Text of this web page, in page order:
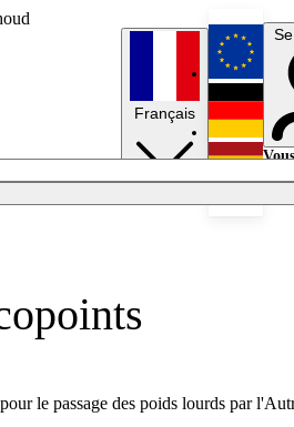
Français
le passage des poids lourds par